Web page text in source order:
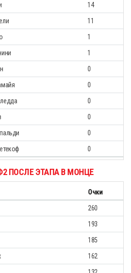
14
11
1
1
0
0
0
0
0
0
ПОСЛЕ ЭТАПА В МОНЦЕ
Очки
260
193
185
162